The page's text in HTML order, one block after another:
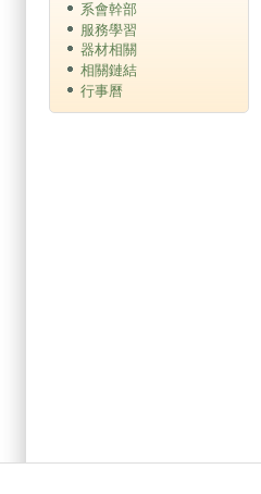
系會幹部
服務學習
器材相關
相關鏈結
行事曆